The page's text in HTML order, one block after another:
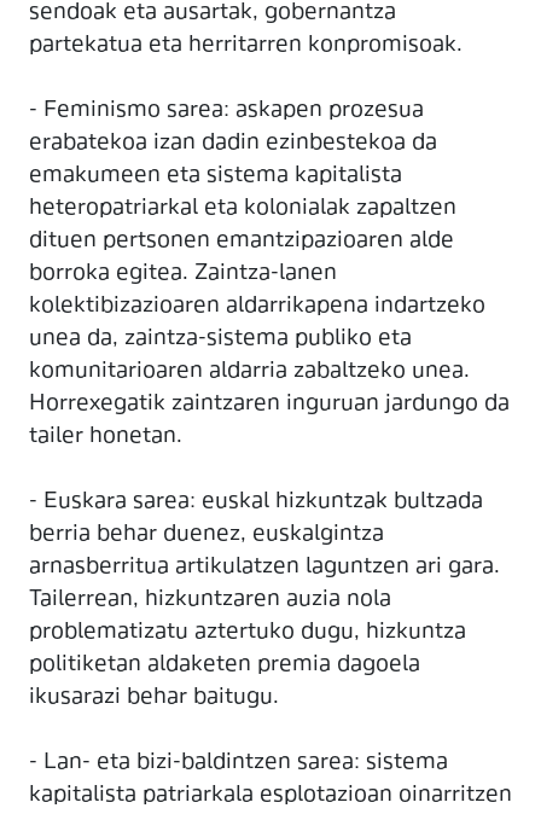
sendoak eta ausartak, gobernantza
partekatua eta herritarren konpromisoak.
- Feminismo sarea: askapen prozesua
erabatekoa izan dadin ezinbestekoa da
emakumeen eta sistema kapitalista
heteropatriarkal eta kolonialak zapaltzen
dituen pertsonen emantzipazioaren alde
borroka egitea. Zaintza-lanen
kolektibizazioaren aldarrikapena indartzeko
unea da, zaintza-sistema publiko eta
komunitarioaren aldarria zabaltzeko unea.
Horrexegatik zaintzaren inguruan jardungo da
tailer honetan.
- Euskara sarea: euskal hizkuntzak bultzada
berria behar duenez, euskalgintza
arnasberritua artikulatzen laguntzen ari gara.
Tailerrean, hizkuntzaren auzia nola
problematizatu aztertuko dugu, hizkuntza
politiketan aldaketen premia dagoela
ikusarazi behar baitugu.
- Lan- eta bizi-baldintzen sarea: sistema
kapitalista patriarkala esplotazioan oinarritzen